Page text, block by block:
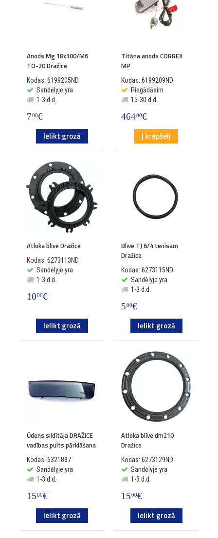
Anods Mg 18x100/M6
TO-20 Dražice
Kodas: 6199205ND
Sandėlyje yra
1-3 d.d.
700€
Ielikt grozā
Titāna anods CORREX
MP
Kodas: 6199209ND
Piegādāsim
15-30 d.d.
46400€
Į krepšelį
Atloka blīve Dražice
Kodas: 6273113ND
Sandėlyje yra
1-3 d.d.
1000€
Ielikt grozā
Blīve TJ 6/4 tenisam
Dražice
Kodas: 6273115ND
Sandėlyje yra
1-3 d.d.
500€
Ielikt grozā
Ūdens sildītāja DRAŽICE
vadības pults pārklāšana
Kodas: 6321887
Sandėlyje yra
1-3 d.d.
1500€
Ielikt grozā
Atloka blīve dm210
Dražice
Kodas: 6273129ND
Sandėlyje yra
1-3 d.d.
1500€
Ielikt grozā